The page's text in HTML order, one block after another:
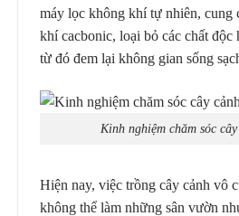
máy lọc không khí tự nhiên, cung
khí cacbonic, loại bỏ các chất
từ đó đem lại không gian sống
Kinh nghiệm chăm sóc
Hiện nay, việc trồng cây cảnh vô
không thể làm những sân vườn